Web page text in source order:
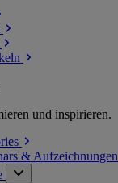
und inspirieren.
& Aufzeichnungen